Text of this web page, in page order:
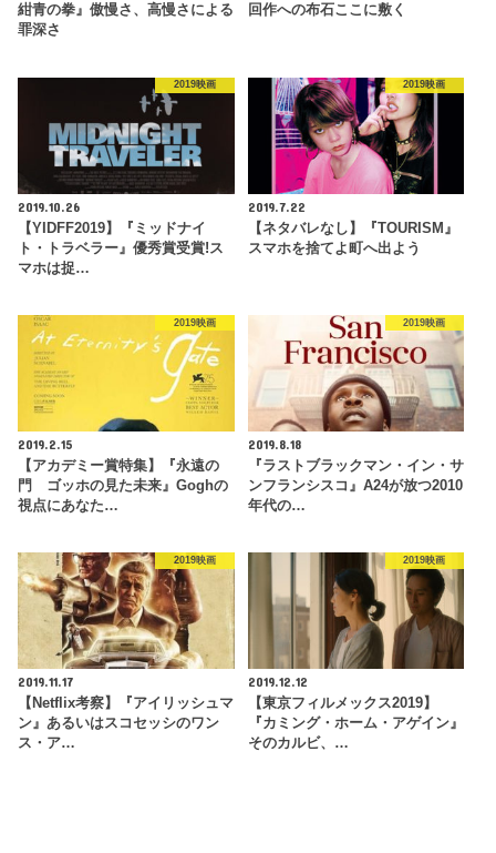
紺青の拳』傲慢さ、高慢さによる
罪深さ
回作への布石ここに敷く
2019映画
2019.10.26
【YIDFF2019】『ミッドナイ
ト・トラベラー』優秀賞受賞!ス
マホは捉…
2019映画
2019.7.22
【ネタバレなし】『TOURISM』
スマホを捨てよ町へ出よう
2019映画
2019.2.15
【アカデミー賞特集】『永遠の
門 ゴッホの見た未来』Goghの
視点にあなた…
2019映画
2019.8.18
『ラストブラックマン・イン・サ
ンフランシスコ』A24が放つ2010
年代の…
2019映画
2019.11.17
【Netflix考察】『アイリッシュマ
ン』あるいはスコセッシのワン
ス・ア…
2019映画
2019.12.12
【東京フィルメックス2019】
『カミング・ホーム・アゲイン』
そのカルビ、…